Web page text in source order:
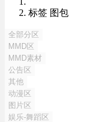
标签 图包
全部分区
MMD区
MMD素材
公告区
其他
动漫区
图片区
娱乐-舞蹈区